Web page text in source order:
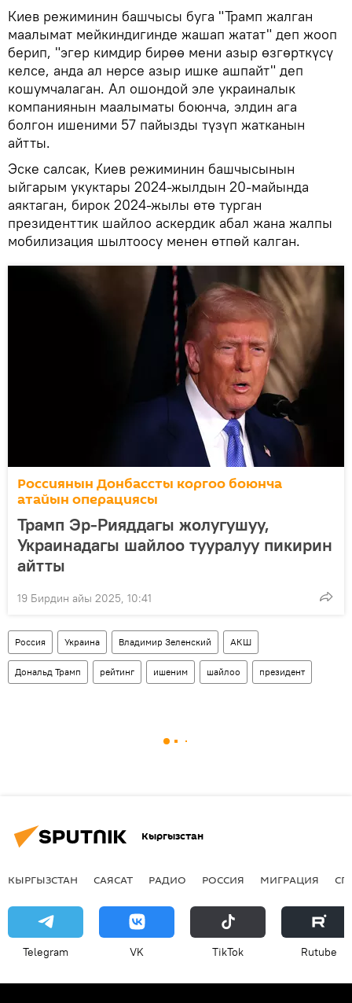
Киев режиминин башчысы буга "Трамп жалган
маалымат мейкиндигинде жашап жатат" деп жооп
берип, "эгер кимдир бирөө мени азыр өзгөрткүсү
келсе, анда ал нерсе азыр ишке ашпайт" деп
кошумчалаган. Ал ошондой эле украиналык
компаниянын маалыматы боюнча, элдин ага
болгон ишеними 57 пайызды түзүп жатканын
айтты.
Эске салсак, Киев режиминин башчысынын
ыйгарым укуктары 2024-жылдын 20-майында
аяктаган, бирок 2024-жылы өтө турган
президенттик шайлоо аскердик абал жана жалпы
мобилизация шылтоосу менен өтпөй калган.
Россиянын Донбассты коргоо боюнча
атайын операциясы
Трамп Эр-Рияддагы жолугушуу,
Украинадагы шайлоо тууралуу пикирин
айтты
19 Бирдин айы 2025, 10:41
Россия Украина Владимир Зеленский АКШ
Дональд Трамп рейтинг ишеним шайлоо президент
Кыргызстан
КЫРГЫЗСТАН САЯСАТ РАДИО РОССИЯ МИГРАЦИЯ
Telegram VK ТikТоk Rutube